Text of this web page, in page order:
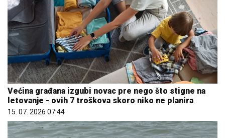
Većina građana izgubi novac pre nego što stigne na
letovanje - ovih 7 troškova skoro niko ne planira
15. 07. 2026 07:44